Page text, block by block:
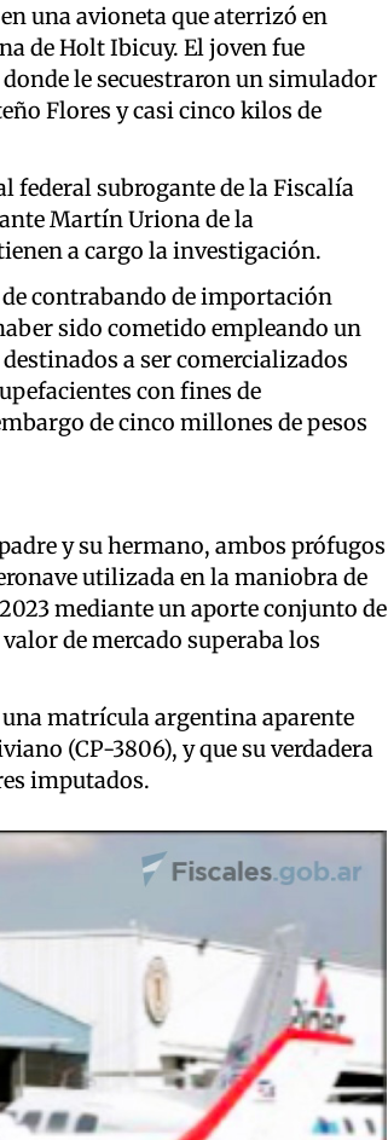
una avioneta que aterrizó en
de Holt Ibicuy. El joven fue
le secuestraron un simulador
Flores y casi cinco kilos de
federal subrogante de la Fiscalía
Martín Uriona de la
a cargo la investigación.
contrabando de importación
sido cometido empleando un
a ser comercializados
con fines de
de cinco millones de pesos
y su hermano, ambos prófugos
utilizada en la maniobra de
mediante un aporte conjunto de
de mercado superaba los
matrícula argentina aparente
(CP-3806), y que su verdadera
imputados.